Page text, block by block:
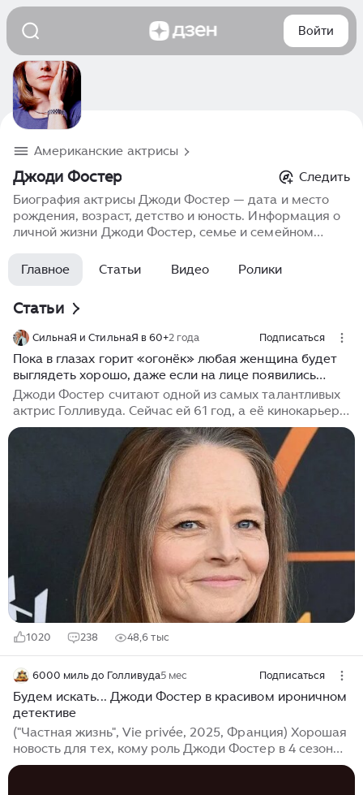
Войти
Американские актрисы
Джоди Фостер
Следить
Биография актрисы Джоди Фостер — дата и место
рождения, возраст, детство и юность. Информация о
личной жизни Джоди Фостер, семье и семейном
фото, последние новости.
Главное Статьи Видео Ролики
Статьи
СильнаЯ и СтильнаЯ в 60+2 года Подписаться
Пока в глазах горит «огонёк» любая женщина будет
выглядеть хорошо, даже если на лице появились
морщинки. 61-летняя Джоди Фостер
Джоди Фостер считают одной из самых талантливых
актрис Голливуда. Сейчас ей 61 год, а её кинокарьера
продолжается более 55 лет. Впервые на экране
Джоди появилась в трехлетнем возрасте, тогда она
снялась в рекламном ролике. А в 8 лет она уже
активно снималась в диснеевских сериалах. В
большом кино юная Фостер появилась в 11 лет, и
после этого дебюта поток ролей стал просто
непрерывным. История жизни Удивительно, но
несмотря на то, что девочка была плотно занята в
кино, она неплохо училась. Кстати,...
1020 238 48,6 тыс
6000 миль до Голливуда5 мес Подписаться
Будем искать... Джоди Фостер в красивом ироничном
детективе
("Частная жизнь", Vie privée, 2025, Франция) Хорошая
новость для тех, кому роль Джоди Фостер в 4 сезоне
"Настоящего детектива" показалась грубоватой и